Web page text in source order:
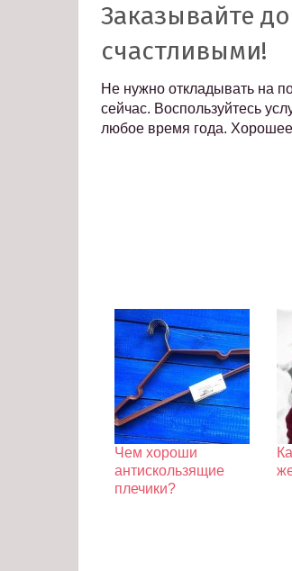
Заказывайте
счастливыми!
Не нужно откладывать на
сейчас. Воспользуйтесь
любое время года.
Чем хороши
антискользящие
плечики?